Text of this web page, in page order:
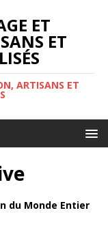
ET
ET
ARTISANS ET
du Monde Entier